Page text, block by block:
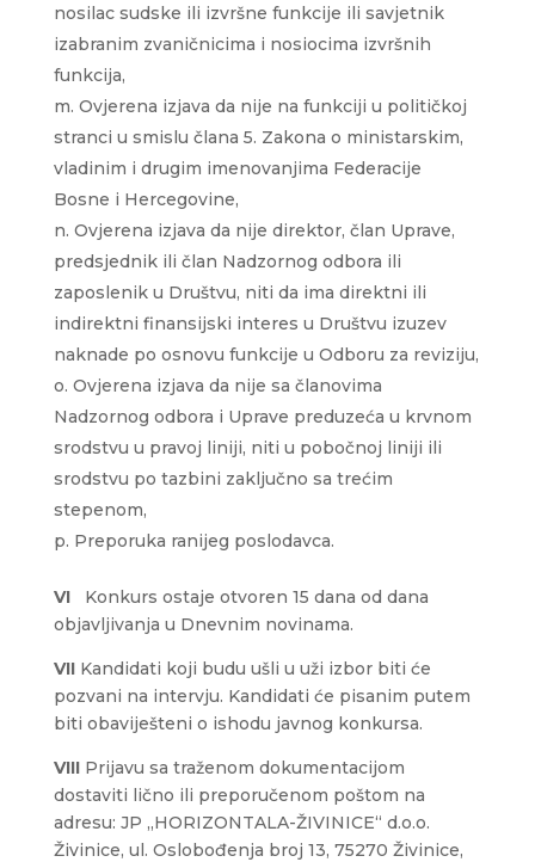
nosilac sudske ili izvršne funkcije ili savjetnik
izabranim zvaničnicima i nosiocima izvršnih
funkcija,
Ovjerena izjava da nije na funkciji u političkoj
stranci u smislu člana 5. Zakona o ministarskim,
vladinim i drugim imenovanjima Federacije
Bosne i Hercegovine,
Ovjerena izjava da nije direktor, član Uprave,
predsjednik ili član Nadzornog odbora ili
zaposlenik u Društvu, niti da ima direktni ili
indirektni finansijski interes u Društvu izuzev
naknade po osnovu funkcije u Odboru za reviziju,
Ovjerena izjava da nije sa članovima
Nadzornog odbora i Uprave preduzeća u krvnom
srodstvu u pravoj liniji, niti u pobočnoj liniji ili
srodstvu po tazbini zaključno sa trećim
stepenom,
Preporuka ranijeg poslodavca.
VI Konkurs ostaje otvoren 15 dana od dana
objavljivanja u Dnevnim novinama.
VIIKandidati koji budu ušli u uži izbor biti će
pozvani na intervju. Kandidati će pisanim putem
biti obaviješteni o ishodu javnog konkursa.
VIII Prijavu sa traženom dokumentacijom
dostaviti lično ili preporučenom poštom na
adresu: JP „HORIZONTALA-ŽIVINICE“ d.o.o.
Živinice, ul. Oslobođenja broj 13, 75270 Živinice,